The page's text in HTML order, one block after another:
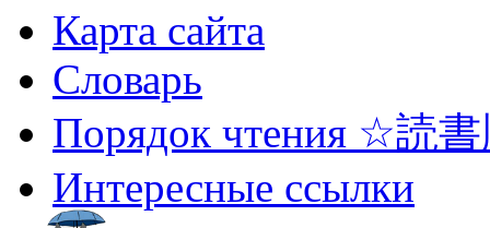
Карта сайта
Словарь
Порядок чтения ☆読
Интересные ссылки